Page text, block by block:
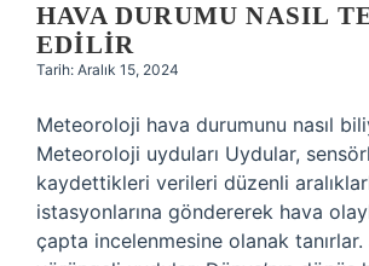
HAVA DURUMU NASIL
EDILIR
Tarih: Aralık 15, 2024
Meteoroloji hava durumunu nasıl
Meteoroloji uyduları Uydular,
kaydettikleri verileri düzenli
istasyonlarına göndererek hava
çapta incelenmesine olanak